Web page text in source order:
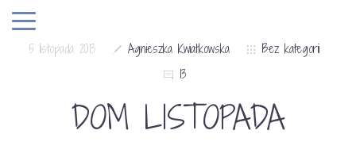
5 listopada 2013 Agnieszka Kwiatkowska
Bez kategorii
13
DOM LISTOPADA